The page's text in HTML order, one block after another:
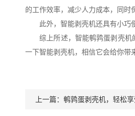
的工作效率，减少人力成本，同
此外，智能剥壳机还具有小巧便
综上所述，智能鹌鹑蛋剥壳机的
一下智能剥壳机，相信它会给你带
上一篇： 鹌鹑蛋剥壳机，轻松享